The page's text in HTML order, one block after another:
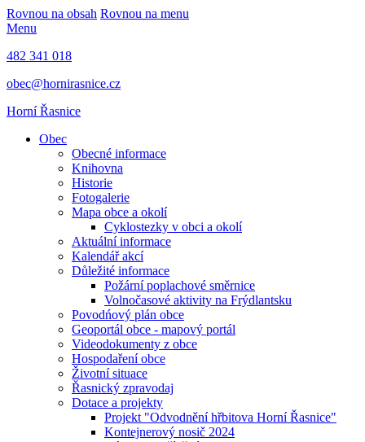
Rovnou na obsah Rovnou na menu
Menu
482 341 018
obec@hornirasnice.cz
Horní Řasnice
Obec
Obecné informace
Knihovna
Historie
Fotogalerie
Mapa obce a okolí
Cyklostezky v obci a okolí
Aktuální informace
Kalendář akcí
Důležité informace
Požární poplachové směrnice
Volnočasové aktivity na Frýdlantsku
Povodńový plán obce
Geoportál obce - mapový portál
Videodokumenty z obce
Hospodaření obce
Životní situace
Řasnický zpravodaj
Dotace a projekty
Projekt "Odvodnění hřbitova Horní Řasnice"
Kontejnerový nosič 2024